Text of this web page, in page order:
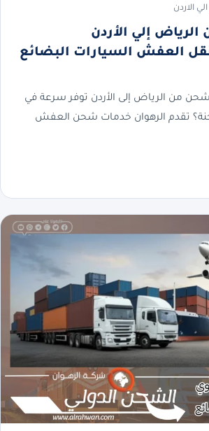
الاردن
إلي الأردن
| نقل العفش السيارات البضائع
من الرياض إلى الأردن توفر سرعة في
تقدم الرهوان خدمات شحن العفش